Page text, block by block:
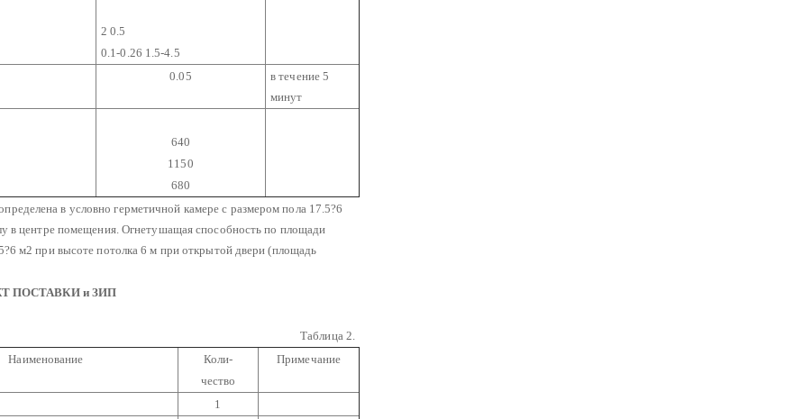
2 0.5
0.1-0.26 1.5-4.5
0.05
в течение 5
минут
640
1150
680
в условно герметичной камере с размером пола 17.5?6
в центре помещения. Огнетушащая способность по площади
м2 при высоте потолка 6 м при открытой двери (площадь
ПОСТАВКИ и ЗИП
Таблица 2.
Наименование
Коли-
чество
Примечание
1